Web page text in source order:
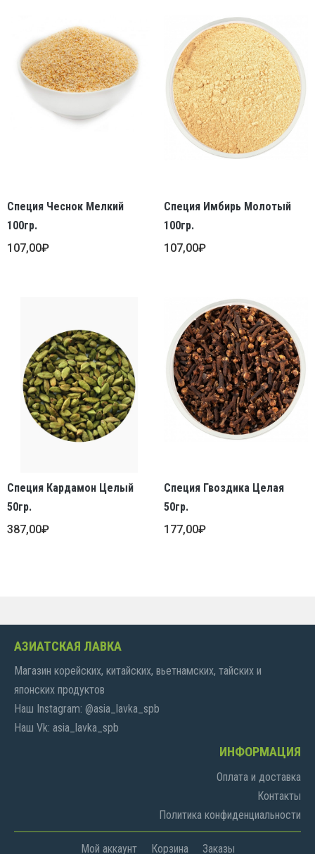
Специя Чеснок Мелкий
100гр.
107,00₽
Специя Имбирь Молотый
100гр.
107,00₽
Специя Кардамон Целый
50гр.
387,00₽
Специя Гвоздика Целая
50гр.
177,00₽
АЗИАТСКАЯ ЛАВКА
Магазин корейских, китайских, вьетнамских, тайских и
японских продуктов
Наш Instagram: @asia_lavka_spb
Наш Vk: asia_lavka_spb
ИНФОРМАЦИЯ
Оплата и доставка
Контакты
Политика конфиденциальности
Мой аккаунт Корзина Заказы